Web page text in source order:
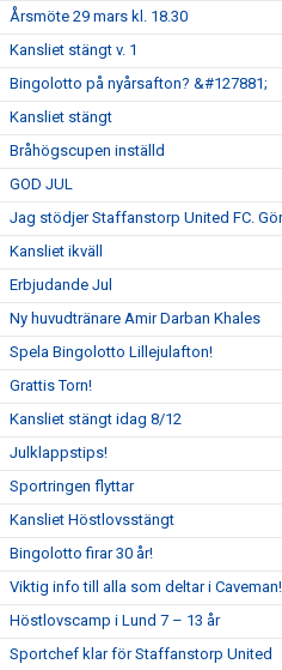
Årsmöte 29 mars kl. 18.30
Kansliet stängt v. 1
Bingolotto på nyårsafton? &#127881;
Kansliet stängt
Bråhögscupen inställd
GOD JUL
Jag stödjer Staffanstorp United FC.
Kansliet ikväll
Erbjudande Jul
Ny huvudtränare Amir Darban Khales
Spela Bingolotto Lillejulafton!
Grattis Torn!
Kansliet stängt idag 8/12
Julklappstips!
Sportringen flyttar
Kansliet Höstlovsstängt
Bingolotto firar 30 år!
Viktig info till alla som deltar i
Höstlovscamp i Lund 7 – 13 år
Sportchef klar för Staffanstorp United